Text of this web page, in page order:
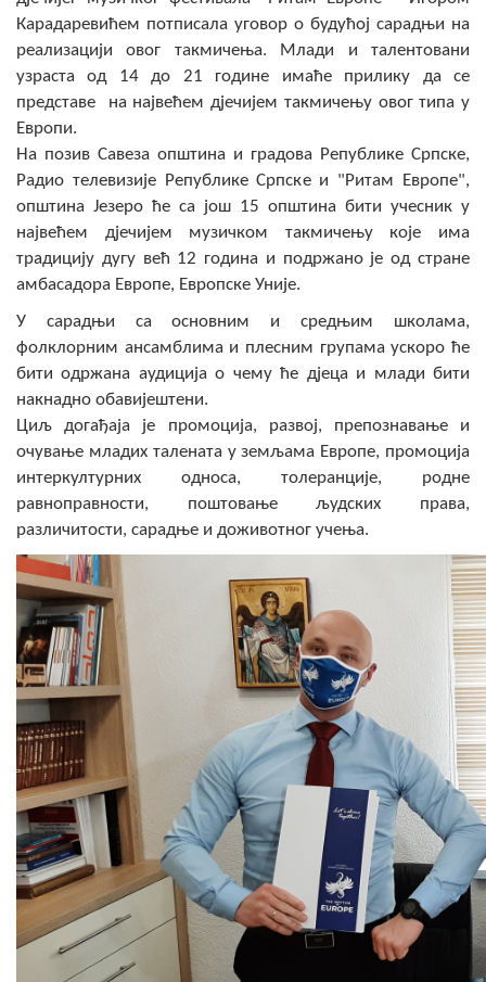
Статут Општине
Скупштинско вијеће општине језеро
Састав Скупштине
Службени Гласници
ОПШТИНСКА УПРАВА
ИНФО
Активности
Јавни позиви
Обавјештења
Заштита од пожара
COVID 19
Геоистраживања
ФИНАНСИЈЕ
ПРИВРЕДА
Пољопривреда
Туризам
Спорт
ЦИВИЛНА ЗАШТИТА
КОНТАКТ
Карадаревићем потписала уговор о будућој сарадњи на
реализацији овог такмичења. Млади и талентовани
узраста од 14 до 21 године имаће прилику да се
представе на највећем дјечијем такмичењу овог типа у
Европи.
На позив Савеза општина и градова Републике Српске,
Радио телевизије Републике Српске и "Ритам Европе",
општина Језеро ће са још 15 општина бити учесник у
највећем дјечијем музичком такмичењу које има
традицију дугу већ 12 година и подржано је од стране
амбасадора Европе, Европске Уније.
У сарадњи са основним и средњим школама,
фолклорним ансамблима и плесним групама ускоро ће
бити одржана аудиција о чему ће дјеца и млади бити
накнадно обавијештени.
Циљ догађаја је промоција, развој, препознавање и
очување младих талената у земљама Европе, промоција
интеркултурних односа, толеранције, родне
равноправности, поштовање људских права,
различитости, сарадње и доживотног учења.